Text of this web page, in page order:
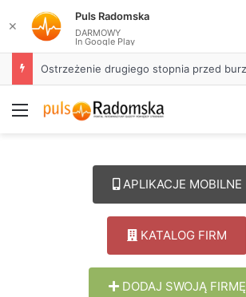
Menu
APLIKACJE MOBILNE
KATALOG FIRM
DODAJ SWOJĄ FIRMĘ
✕
Puls Radomska
DARMOWY
In Google Play